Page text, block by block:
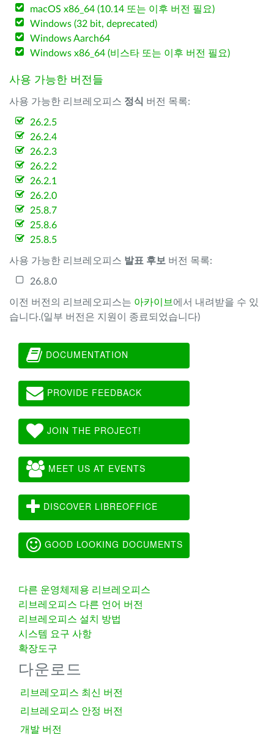
macOS x86_64 (10.14 또는 이후 버전 필요)
Windows (32 bit, deprecated)
Windows Aarch64
Windows x86_64 (비스타 또는 이후 버전 필요)
사용 가능한 버전들
사용 가능한 리브레오피스 정식 버전 목록:
26.2.5
26.2.4
26.2.3
26.2.2
26.2.1
26.2.0
25.8.7
25.8.6
25.8.5
사용 가능한 리브레오피스 발표 후보 버전 목록:
26.8.0
이전 버전의 리브레오피스는 아카이브 에서 내려받을 수 있
습니다.(일부 버전은 지원이 종료되었습니다)
DOCUMENTATION
PROVIDE FEEDBACK
JOIN THE PROJECT!
MEET US AT EVENTS
DISCOVER LIBREOFFICE
GOOD LOOKING DOCUMENTS
다른 운영체제용 리브레오피스
리브레오피스 다른 언어 버전
리브레오피스 설치 방법
시스템 요구 사항
확장도구
다운로드
리브레오피스 최신 버전
리브레오피스 안정 버전
개발 버전